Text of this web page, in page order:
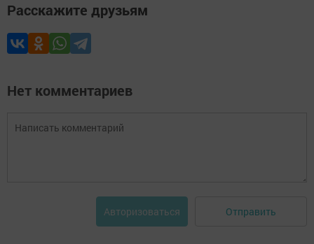
Расскажите друзьям
Нет комментариев
Авторизоваться Отправить